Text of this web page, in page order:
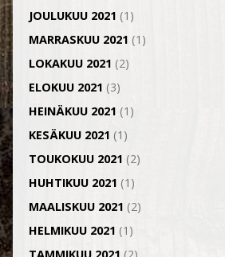
JOULUKUU 2021 (1)
MARRASKUU 2021 (1)
LOKAKUU 2021 (2)
ELOKUU 2021 (3)
HEINÄKUU 2021 (1)
KESÄKUU 2021 (1)
TOUKOKUU 2021 (2)
HUHTIKUU 2021 (1)
MAALISKUU 2021 (2)
HELMIKUU 2021 (1)